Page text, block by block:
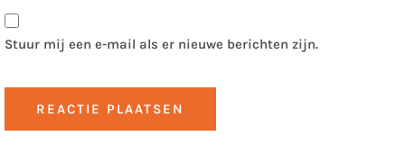
Stuur mij een e-mail als er nieuwe berichten zijn.